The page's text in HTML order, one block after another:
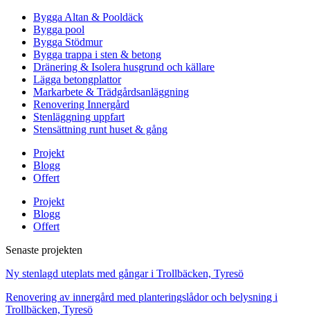
Bygga Altan & Pooldäck
Bygga pool
Bygga Stödmur
Bygga trappa i sten & betong
Dränering & Isolera husgrund och källare
Lägga betongplattor
Markarbete & Trädgårdsanläggning
Renovering Innergård
Stenläggning uppfart
Stensättning runt huset & gång
Projekt
Blogg
Offert
Projekt
Blogg
Offert
Senaste projekten
Ny stenlagd uteplats med gångar i Trollbäcken, Tyresö
Renovering av innergård med planteringslådor och belysning i
Trollbäcken, Tyresö